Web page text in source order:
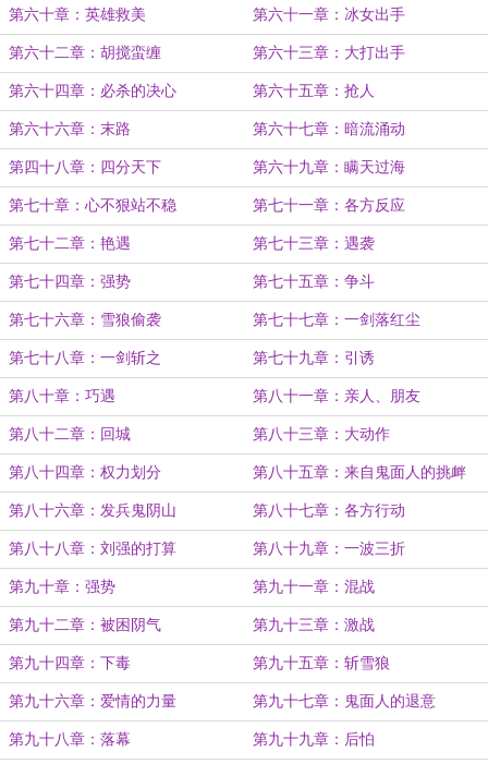
第六十章：英雄救美 第六十一章：冰女出手
第六十二章：胡搅蛮缠 第六十三章：大打出手
第六十四章：必杀的决心 第六十五章：抢人
第六十六章：末路 第六十七章：暗流涌动
第四十八章：四分天下 第六十九章：瞒天过海
第七十章：心不狠站不稳 第七十一章：各方反应
第七十二章：艳遇 第七十三章：遇袭
第七十四章：强势 第七十五章：争斗
第七十六章：雪狼偷袭 第七十七章：一剑落红尘
第七十八章：一剑斩之 第七十九章：引诱
第八十章：巧遇 第八十一章：亲人、朋友
第八十二章：回城 第八十三章：大动作
第八十四章：权力划分 第八十五章：来自鬼面人的挑衅
第八十六章：发兵鬼阴山 第八十七章：各方行动
第八十八章：刘强的打算 第八十九章：一波三折
第九十章：强势 第九十一章：混战
第九十二章：被困阴气 第九十三章：激战
第九十四章：下毒 第九十五章：斩雪狼
第九十六章：爱情的力量 第九十七章：鬼面人的退意
第九十八章：落幕 第九十九章：后怕